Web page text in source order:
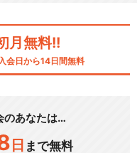
月無料!!
会日から14日間無料
のあなたは…
日 まで無料